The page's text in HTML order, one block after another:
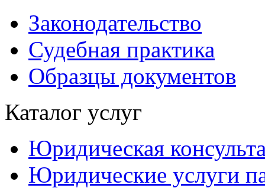
Законодательство
Судебная практика
Образцы документов
Каталог услуг
Юридическая
Юридические услуги